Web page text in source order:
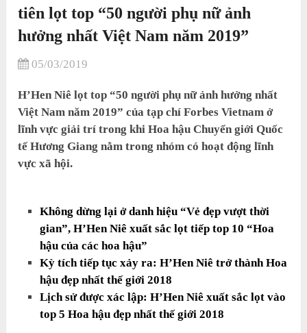
tiên lọt top “50 người phụ nữ ảnh
hưởng nhất Việt Nam năm 2019”
05/03/2019
H’Hen Niê lọt top “50 người phụ nữ ảnh hưởng nhất
Việt Nam năm 2019” của tạp chí Forbes Vietnam ở
lĩnh vực giải trí trong khi Hoa hậu Chuyển giới Quốc
tế Hương Giang nằm trong nhóm có hoạt động lĩnh
vực xã hội.
Không dừng lại ở danh hiệu “Vẻ đẹp vượt thời
gian”, H’Hen Niê xuất sắc lọt tiếp top 10 “Hoa
hậu của các hoa hậu”
Kỳ tích tiếp tục xảy ra: H’Hen Niê trở thành Hoa
hậu đẹp nhất thế giới 2018
Lịch sử được xác lập: H’Hen Niê xuất sắc lọt vào
top 5 Hoa hậu đẹp nhất thế giới 2018